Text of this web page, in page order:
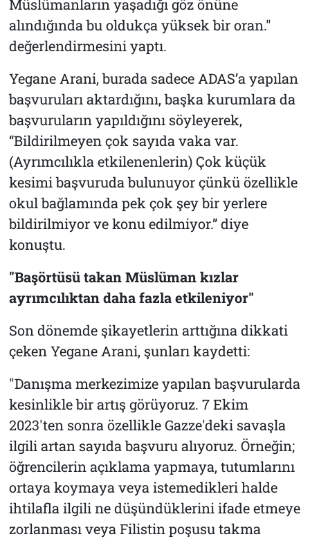
Müslümanların yaşadığı göz önüne
alındığında bu oldukça yüksek bir oran."
değerlendirmesini yaptı.
Yegane Arani, burada sadece ADAS’a yapılan
başvuruları aktardığını, başka kurumlara da
başvuruların yapıldığını söyleyerek,
“Bildirilmeyen çok sayıda vaka var.
(Ayrımcılıkla etkilenenlerin) Çok küçük
kesimi başvuruda bulunuyor çünkü özellikle
okul bağlamında pek çok şey bir yerlere
bildirilmiyor ve konu edilmiyor.” diye
konuştu.
"Başörtüsü takan Müslüman kızlar
ayrımcılıktan daha fazla etkileniyor"
Son dönemde şikayetlerin arttığına dikkati
çeken Yegane Arani, şunları kaydetti:
"Danışma merkezimize yapılan başvurularda
kesinlikle bir artış görüyoruz. 7 Ekim
2023'ten sonra özellikle Gazze'deki savaşla
ilgili artan sayıda başvuru alıyoruz. Örneğin;
öğrencilerin açıklama yapmaya, tutumlarını
ortaya koymaya veya istemedikleri halde
ihtilafla ilgili ne düşündüklerini ifade etmeye
zorlanması veya Filistin poşusu takma